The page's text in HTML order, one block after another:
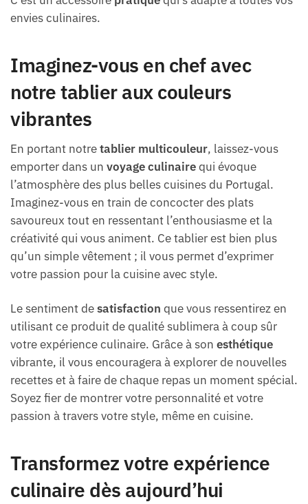
envies culinaires.
Imaginez-vous en chef avec
notre tablier aux couleurs
vibrantes
En portant notretablier multicouleur, laissez-vous
emporter dans un voyage culinairequi évoque
l’atmosphère des plus belles cuisines du Portugal.
Imaginez-vous en train de concocter des plats
savoureux tout en ressentant l’enthousiasme et la
créativité qui vous animent. Ce tablier est bien plus
qu’un simple vêtement ; il vous permet d’exprimer
votre passion pour la cuisine avec style.
Le sentiment desatisfaction que vous ressentirez en
utilisant ce produit de qualité sublimera à coup sûr
votre expérience culinaire. Grâce à son esthétique
vibrante, il vous encouragera à explorer de nouvelles
recettes et à faire de chaque repas un moment spécial.
Soyez fier de montrer votre personnalité et votre
passion à travers votre style, même en cuisine.
Transformez votre expérience
culinaire dès aujourd’hui